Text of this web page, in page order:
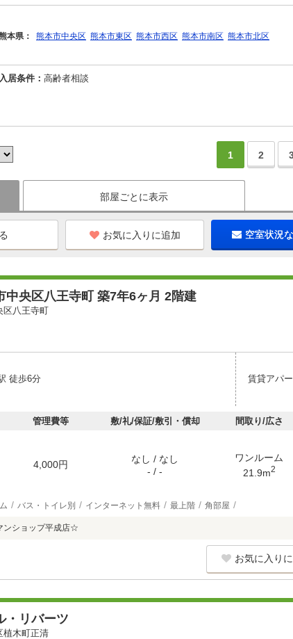
本県： 熊本市中央区 熊本市東区 熊本市西区 熊本市南区 熊本市北区
入居条件： 高齢者相談
1 2
部屋ごとに表示
お気に入りに追加 空室状況
中央区八王寺町 築7年6ヶ月 2階建
区八王寺町
徒歩6分 賃貸アパー
管理費等 敷/礼/保証/敷引・償却 間取り/広さ
4,000円
なし / なし
- / -
ワンルーム
21.9m2
バス・トイレ別 インターネット無料 最上階 角部屋
ンショップ平成店☆
お気に入り
・リバーツ
植木町正清